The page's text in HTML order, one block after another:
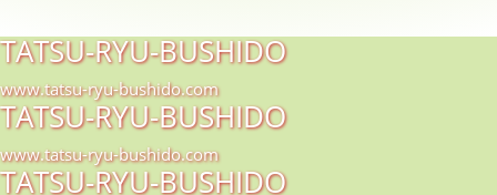
TATSU-RYU-BUSHIDO
www.tatsu-ryu-bushido.com
TATSU-RYU-BUSHIDO
www.tatsu-ryu-bushido.com
TATSU-RYU-BUSHIDO